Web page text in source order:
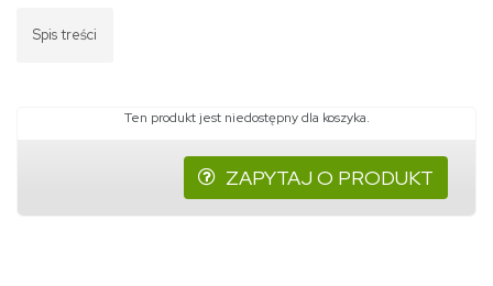
Spis treści
Ten produkt jest niedostępny dla koszyka.
ZAPYTAJ O PRODUKT